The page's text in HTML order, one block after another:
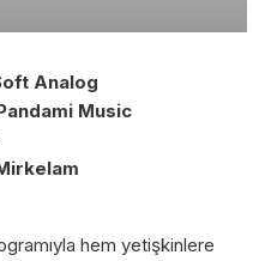
Analog
Music
hem yetişkinlere